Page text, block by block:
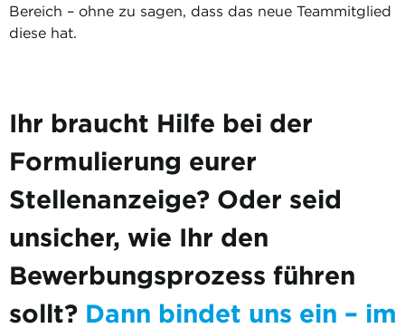
Bereich – ohne zu sagen, dass das neue Teammitglied
diese hat.
Ihr braucht Hilfe bei der
Formulierung eurer
Stellenanzeige? Oder seid
unsicher, wie Ihr den
Bewerbungsprozess führen
sollt? Dann bindet uns ein – im